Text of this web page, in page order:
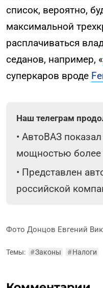
список, вероятно,
максимальной
расплачиваться
седанов, например, «
суперкаров вроде
Наш телеграм
• АвтоВАЗ
мощностью более
• Представлен
российской
Фото Донцов Евгений
Темы: #Законы #Налоги